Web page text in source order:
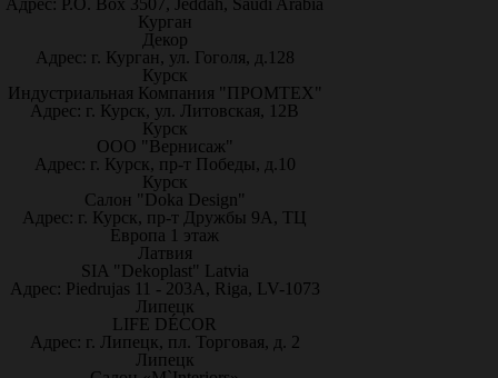
Адрес: P.O. Box 3507, Jeddah, Saudi Arabia
Курган
Декор
Адрес: г. Курган, ул. Гоголя, д.128
Курск
Индустриальная Компания "ПРОМТЕХ"
Адрес: г. Курск, ул. Литовская, 12В
Курск
ООО "Вернисаж"
Адрес: г. Курск, пр-т Победы, д.10
Курск
Салон "Doka Design"
Адрес: г. Курск, пр-т Дружбы 9А, ТЦ
Европа 1 этаж
Латвия
SIA "Dekoplast" Latvia
Адрес: Piedrujas 11 - 203A, Riga, LV-1073
Липецк
LIFE DÉCOR
Адрес: г. Липецк, пл. Торговая, д. 2
Липецк